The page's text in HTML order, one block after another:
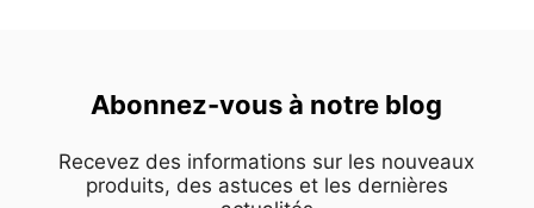
Abonnez-vous à notre blog
Recevez des informations sur les nouveaux
produits, des astuces et les dernières